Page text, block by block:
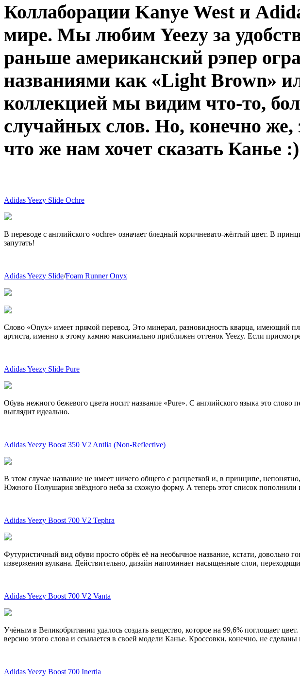
Коллаборации Kanye West и
мире. Мы любим Yeezy за
раньше американский рэпер
названиями как «Light Brown»
коллекцией мы видим что-то,
случайных слов. Но, конечно же,
что же нам хочет сказать Канье :)
Adidas Yeezy Slide Ochre
В переводе с английского «ochre» означает бледный коричневато-жёлтый цвет. В
запутать!
Adidas Yeezy Slide/Foam Runner Onyx
Слово «Onyx» имеет прямой перевод. Это минерал, разновидность кварца, имеющий
артиста, именно к этому камню максимально приближен оттенок Yeezy. Если
Adidas Yeezy Slide Pure
Обувь нежного бежевого цвета носит название «Pure». С английского языка это
выглядит идеально.
Adidas Yeezy Boost 350 V2 Antlia (Non-Reflective)
В этом случае название не имеет ничего общего с расцветкой и, в принципе,
Южного Полушария звёздного неба за схожую форму. А теперь этот список пополнили
Adidas Yeezy Boost 700 V2 Tephra
Футуристичный вид обуви просто обрёк её на необычное название, кстати,
извержения вулкана. Действительно, дизайн напоминает насыщенные слои,
Adidas Yeezy Boost 700 V2 Vanta
Учёным в Великобритании удалось создать вещество, которое на 99,6% поглощает
версию этого слова и ссылается в своей модели Канье. Кроссовки, конечно, не
Adidas Yeezy Boost 700 Inertia